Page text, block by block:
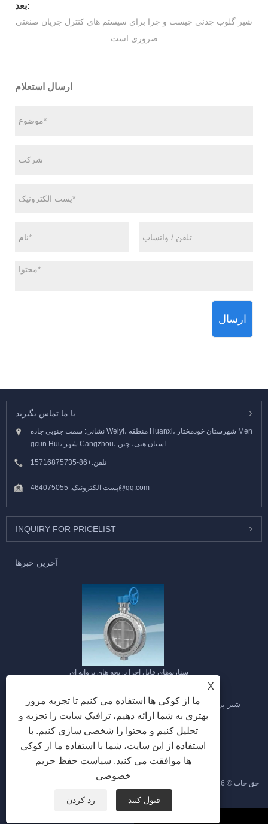
بعد:
شیر گلوب چدنی چیست و چرا برای سیستم های کنترل جریان صنعتی
ضروری است
ارسال استعلام
ارسال
با ما تماس بگیرید
نشانی: سمت جنوبی جاده Weiyi، منطقه Huanxi، شهرستان خودمختار Men
gcun Hui، شهر Cangzhou، استان هبی، چین
تلفن:+86-15716875735
پست الکترونیک:464075055@qq.com
INQUIRY FOR PRICELIST
آخرین خبرها
سناریوهای قابل اجرا دریچه های پروانه ای
شیر پروانه ای برای تنظیم جریان مناسب است. با توجه به افت فشار
قابل توجه شیر پروانه ای در خط لوله، استحکام ...
حق چاپ © 2026 شرکت تجهیزات مایع هبی گونگچوانگ، آموزشی ویبولیتین کلیه حقوق
X
ما از کوکی ها استفاده می کنیم تا تجربه مرور
بهتری به شما ارائه دهیم، ترافیک سایت را تجزیه و
تحلیل کنیم و محتوا را شخصی سازی کنیم. با
استفاده از این سایت، شما با استفاده ما از کوکی
ها موافقت می کنید. سیاست حفظ حریم
خصوصی
رد کردن قبول کنید